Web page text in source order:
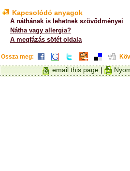
Kapcsolódó anyagok
A náthának is lehetnek szövődményei
Nátha vagy allergia?
A megfázás sötét oldala
Ossza meg:
email this page |